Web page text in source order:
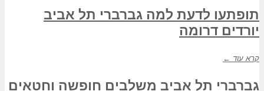
תופתעו לדעת למה גברברי תל אביב
יורדים דרומה
קרא עוד ←
גברברי תל אביב משלבים חופשה וחטאים